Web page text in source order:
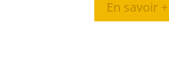
En savoir +